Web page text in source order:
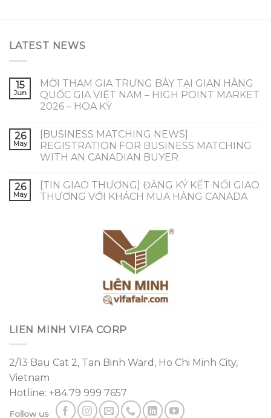
LATEST NEWS
15
Jun
MỜI THAM GIA TRƯNG BÀY TẠI GIAN HÀNG
QUỐC GIA VIỆT NAM – HIGH POINT MARKET
2026 – HOA KỲ
26
May
[BUSINESS MATCHING NEWS]
REGISTRATION FOR BUSINESS MATCHING
WITH AN CANADIAN BUYER
26
May
[TIN GIAO THƯƠNG] ĐĂNG KÝ KẾT NỐI GIAO
THƯƠNG VỚI KHÁCH MUA HÀNG CANADA
LIEN MINH VIFA CORP
2/13 Bau Cat 2, Tan Binh Ward, Ho Chi Minh City,
Vietnam
Hotline: +84.79 999 7657
Follow us